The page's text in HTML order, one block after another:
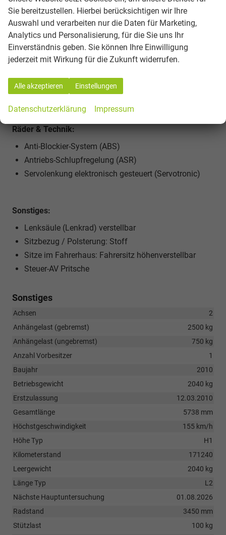
Sicherheit & Assistenz:
Airbag Fahrerseite
Bremsassistent
Wegfahrsperre (elektronisch)
Zentralverriegelung mit Fernbedienung
Räder & Technik:
Anti-Blockier-System (ABS)
Antriebs-Schlupfregelung (ASR)
Servolenkung elektronisch gesteuert (Servotronic)
Sonstiges:
Lenksäule (Lenkrad) verstellbar
Sitzbezug / Polsterung: Stoff
Sitze im Fahrerhaus: Fahrersitz höhenverstellbar
Steuer-AV Pritsche
Sonstiges
Achsen
2
Anhängelast (gebremst)
2500 kg
Anhängelast (ungebremst)
750 kg
Anzahl Vorbesitzer
1
Baujahr
2010
Betriebsgewicht
2040 kg
Erstzulassung
12.03.2010
Gesamtlänge
5738 mm
Höchstgeschwindigkeit
155 km/h
Höhe Typ
H1
Kilometerstand
171240
Leergewicht
2040 kg
Länge Typ
L2
Nächste Hauptuntersuchung
01.08.2026
Radstand
3450 mm
Stützlast
100 kg
Sie bereitzustellen. Hierbei berücksichtigen wir Ihre
Auswahl und verarbeiten nur die Daten für Marketing,
Analytics und Personalisierung, für die Sie uns Ihr
Einverständnis geben. Sie können Ihre Einwilligung
jederzeit mit Wirkung für die Zukunft widerrufen.
Alle akzeptieren Einstellungen
Datenschutzerklärung Impressum